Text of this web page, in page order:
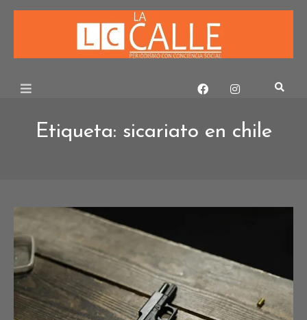
Skip
Etiqueta: sicariato en chile